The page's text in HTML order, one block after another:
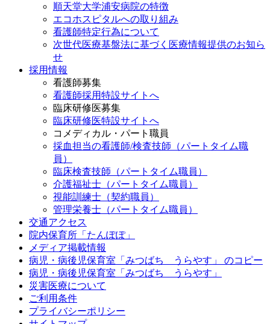
順天堂大学浦安病院の特徴
エコホスピタルへの取り組み
看護師特定行為について
次世代医療基盤法に基づく医療情報提供のお知ら
せ
採用情報
看護師募集
看護師採用特設サイトへ
臨床研修医募集
臨床研修医特設サイトへ
コメディカル・パート職員
採血担当の看護師/検査技師（パートタイム職
員）
臨床検査技師（パートタイム職員）
介護福祉士（パートタイム職員）
視能訓練士（契約職員）
管理栄養士（パートタイム職員）
交通アクセス
院内保育所「たんぽぽ」
メディア掲載情報
病児・病後児保育室「みつばち うらやす」 のコピー
病児・病後児保育室「みつばち うらやす」
災害医療について
ご利用条件
プライバシーポリシー